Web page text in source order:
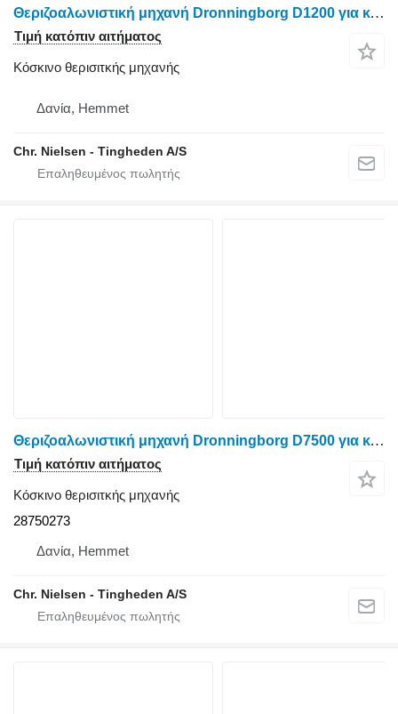
Θεριζοαλωνιστική μηχανή Dronningborg D1200 για κόσκινο θερισιτκής μηχανής
Τιμή κατόπιν αιτήματος
Κόσκινο θερισιτκής μηχανής
Δανία, Hemmet
Chr. Nielsen - Tingheden A/S
Θεριζοαλωνιστική μηχανή Dronningborg D7500 για κόσκινο θερισιτκής μηχανής 28750273
Τιμή κατόπιν αιτήματος
Κόσκινο θερισιτκής μηχανής
28750273
Δανία, Hemmet
Chr. Nielsen - Tingheden A/S